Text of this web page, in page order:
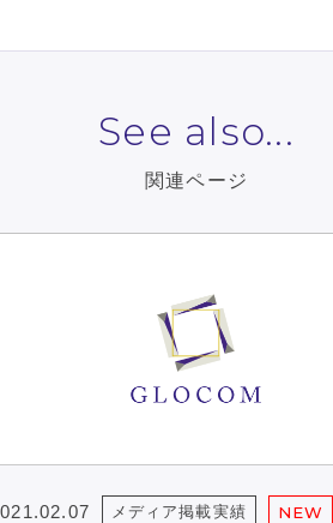
See also...
関連ページ
メディア掲載実績 NEW